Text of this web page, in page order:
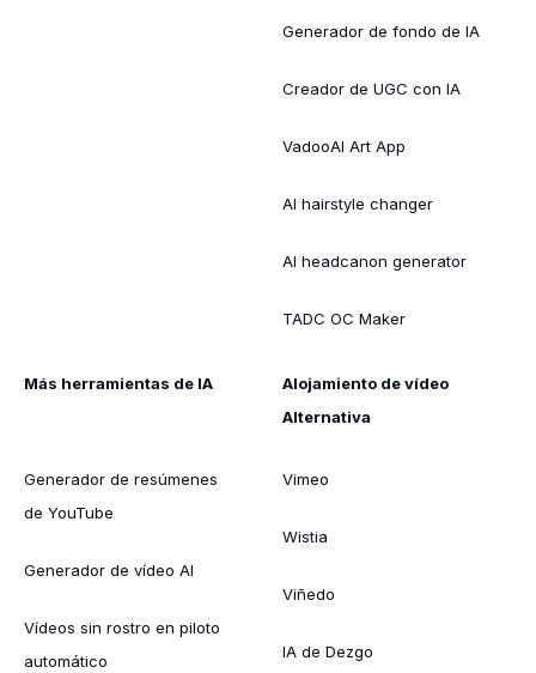
Generador de fondo de IA
Creador de UGC con IA
VadooAI Art App
AI hairstyle changer
AI headcanon generator
TADC OC Maker
Más herramientas de IA
Generador de resúmenes
de YouTube
Generador de vídeo AI
Vídeos sin rostro en piloto
automático
Alojamiento de vídeo
Alternativa
Vimeo
Wistia
Viñedo
IA de Dezgo